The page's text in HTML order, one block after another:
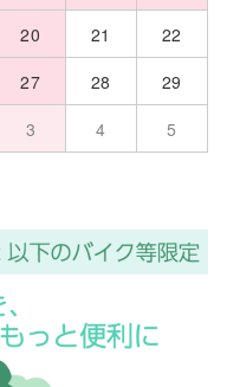
20 21
22
27 28
29
3 4 5